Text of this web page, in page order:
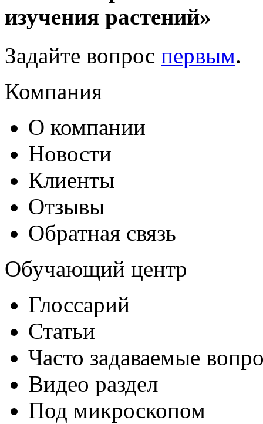
изучения растений»
Задайте вопрос первым.
Компания
О компании
Новости
Клиенты
Отзывы
Обратная связь
Обучающий центр
Глоссарий
Статьи
Часто задаваемые
Видео раздел
Под микроскопом